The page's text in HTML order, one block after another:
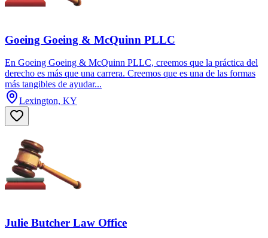
Goeing Goeing & McQuinn PLLC
En Goeing Goeing & McQuinn PLLC, creemos que la práctica del
derecho es más que una carrera. Creemos que es una de las formas
más tangibles de ayudar...
Lexington, KY
Julie Butcher Law Office